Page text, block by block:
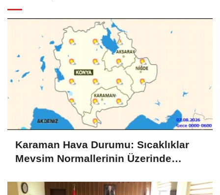
Karaman Hava Durumu: Sıcaklıklar
Mevsim Normallerinin Üzerinde